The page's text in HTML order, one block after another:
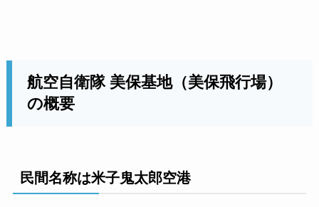
航空自衛隊 美保基地（美保飛行場）
の概要
民間名称は米子鬼太郎空港